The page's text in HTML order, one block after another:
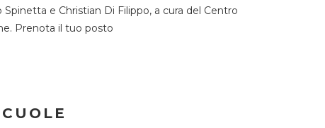
e Christian Di Filippo, a cura del Centro
Prenota il tuo posto